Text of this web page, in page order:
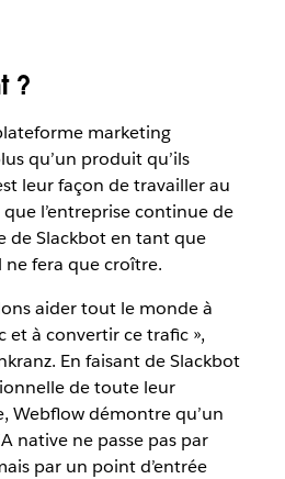
?
marketing
qu’un produit qu’ils
leur façon de travailler au
l’entreprise continue de
de Slackbot en tant que
fera que croître.
aider tout le monde à
et à convertir ce trafic »,
En faisant de Slackbot
de toute leur
Webflow démontre qu’un
native ne passe pas par
par un point d’entrée